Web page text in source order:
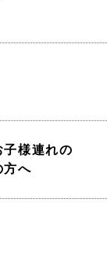
子様連れの
方へ